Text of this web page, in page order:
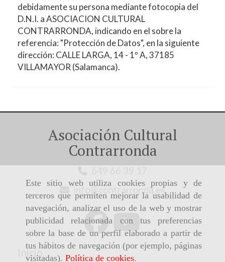
Este sitio web utiliza cookies propias y de
terceros que permiten mejorar la usabilidad de
navegación, analizar el uso de la web y mostrar
publicidad relacionada con tus preferencias
sobre la base de un perfil elaborado a partir de
tus hábitos de navegación (por ejemplo, páginas
visitadas). Política de cookies.
debidamente su persona mediante fotocopia del
D.N.I. aASOCIACION CULTURAL
CONTRARRONDA, indicando en el sobre la
referencia: "Protección de Datos", en la siguiente
dirección: CALLE LARGA, 14 - 1º A,37185
VILLAMAYOR (Salamanca).
Asociación Cultural
Contrarronda
contrarronda.es
Inicio